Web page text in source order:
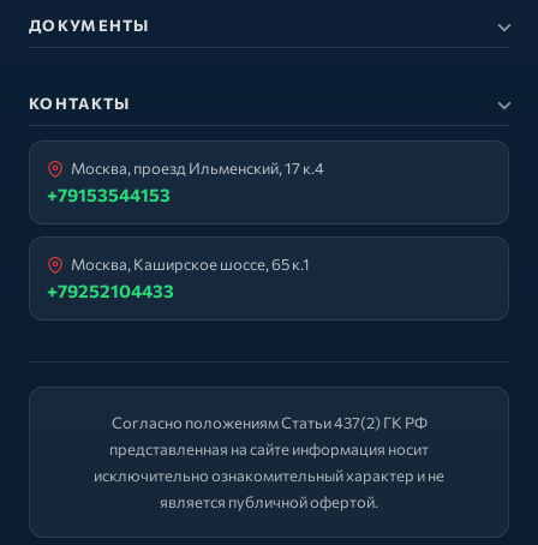
ДОКУМЕНТЫ
КОНТАКТЫ
Москва, проезд Ильменский, 17 к.4
+79153544153
Москва, Каширское шоссе, 65 к.1
+79252104433
Согласно положениям Статьи 437(2) ГК РФ
представленная на сайте информация носит
исключительно ознакомительный характер и не
является публичной офертой.